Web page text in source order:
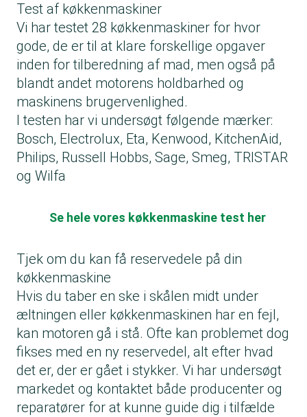
Test af køkkenmaskiner
Vi har testet 28 køkkenmaskiner for hvor
gode, de er til at klare forskellige opgaver
inden for tilberedning af mad, men også på
blandt andet motorens holdbarhed og
maskinens brugervenlighed.
I testen har vi undersøgt følgende mærker:
Bosch, Electrolux, Eta, Kenwood, KitchenAid,
Philips, Russell Hobbs, Sage, Smeg, TRISTAR
og Wilfa
Se hele vores køkkenmaskine test her
Tjek om du kan få reservedele på din
køkkenmaskine
Hvis du taber en ske i skålen midt under
æltningen eller køkkenmaskinen har en fejl,
kan motoren gå i stå. Ofte kan problemet dog
fikses med en ny reservedel, alt efter hvad
det er, der er gået i stykker. Vi har undersøgt
markedet og kontaktet både producenter og
reparatører for at kunne guide dig i tilfælde